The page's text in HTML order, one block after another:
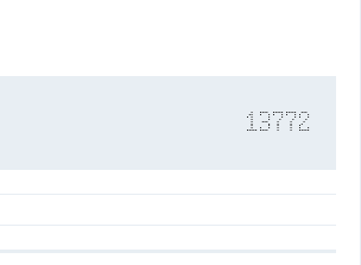
13772